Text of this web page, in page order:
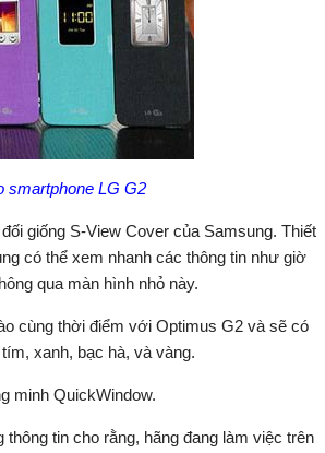
smartphone LG G2
giống S-View Cover của Samsung. Thiết
có thể xem nhanh các thông tin như giờ
qua màn hình nhỏ này.
cùng thời điểm với Optimus G2 và sẽ có
xanh, bạc hà, và vàng.
minh QuickWindow.
tin cho rằng, hãng đang làm việc trên